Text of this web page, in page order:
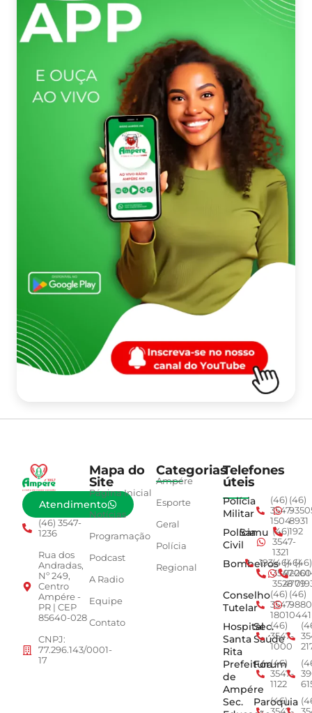
Atendimento
(46) 3547-
1236
Rua dos
Andradas,
Nº 249,
Centro
Ampére -
PR | CEP
85640-028
CNPJ:
77.296.143/0001-
17
Mapa do
Site
Página Inicial
Notícias
Programação
Podcast
A Radio
Equipe
Contato
Categorias
Ampére
Esporte
Geral
Polícia
Regional
Telefones
úteis
Polícia
Militar
(46)
3547-
1504
(46)
8931
Polícia
Civil
Samu (46)
3547-
1321
192
Bombeiros
193(46)
3547-
3528
(46)
4779
(46)
Conselho
Tutelar
(46)
3547-
1801
(46)
0441
Hospital
Santa
Rita
Sec.
Saúde
(46)
3547-
1000
Prefeitura
de
Ampére
Fórum
(46)
3547-
1122
Sec.
Paroquia
(46)